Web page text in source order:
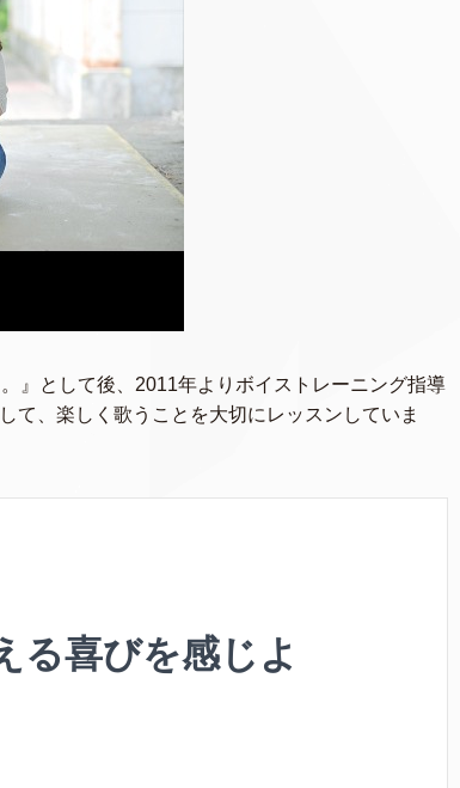
』として後、2011年よりボイストレーニング指導
て、楽しく歌うことを大切にレッスンしていま
る喜びを感じよ